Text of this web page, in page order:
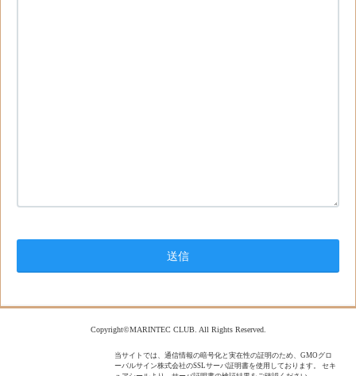
Copyright©MARINTEC CLUB. All Rights Reserved.
当サイトでは、通信情報の暗号化と実在性の証明のため、GMOグロ
ーバルサイン株式会社のSSLサーバ証明書を使用しております。 セキ